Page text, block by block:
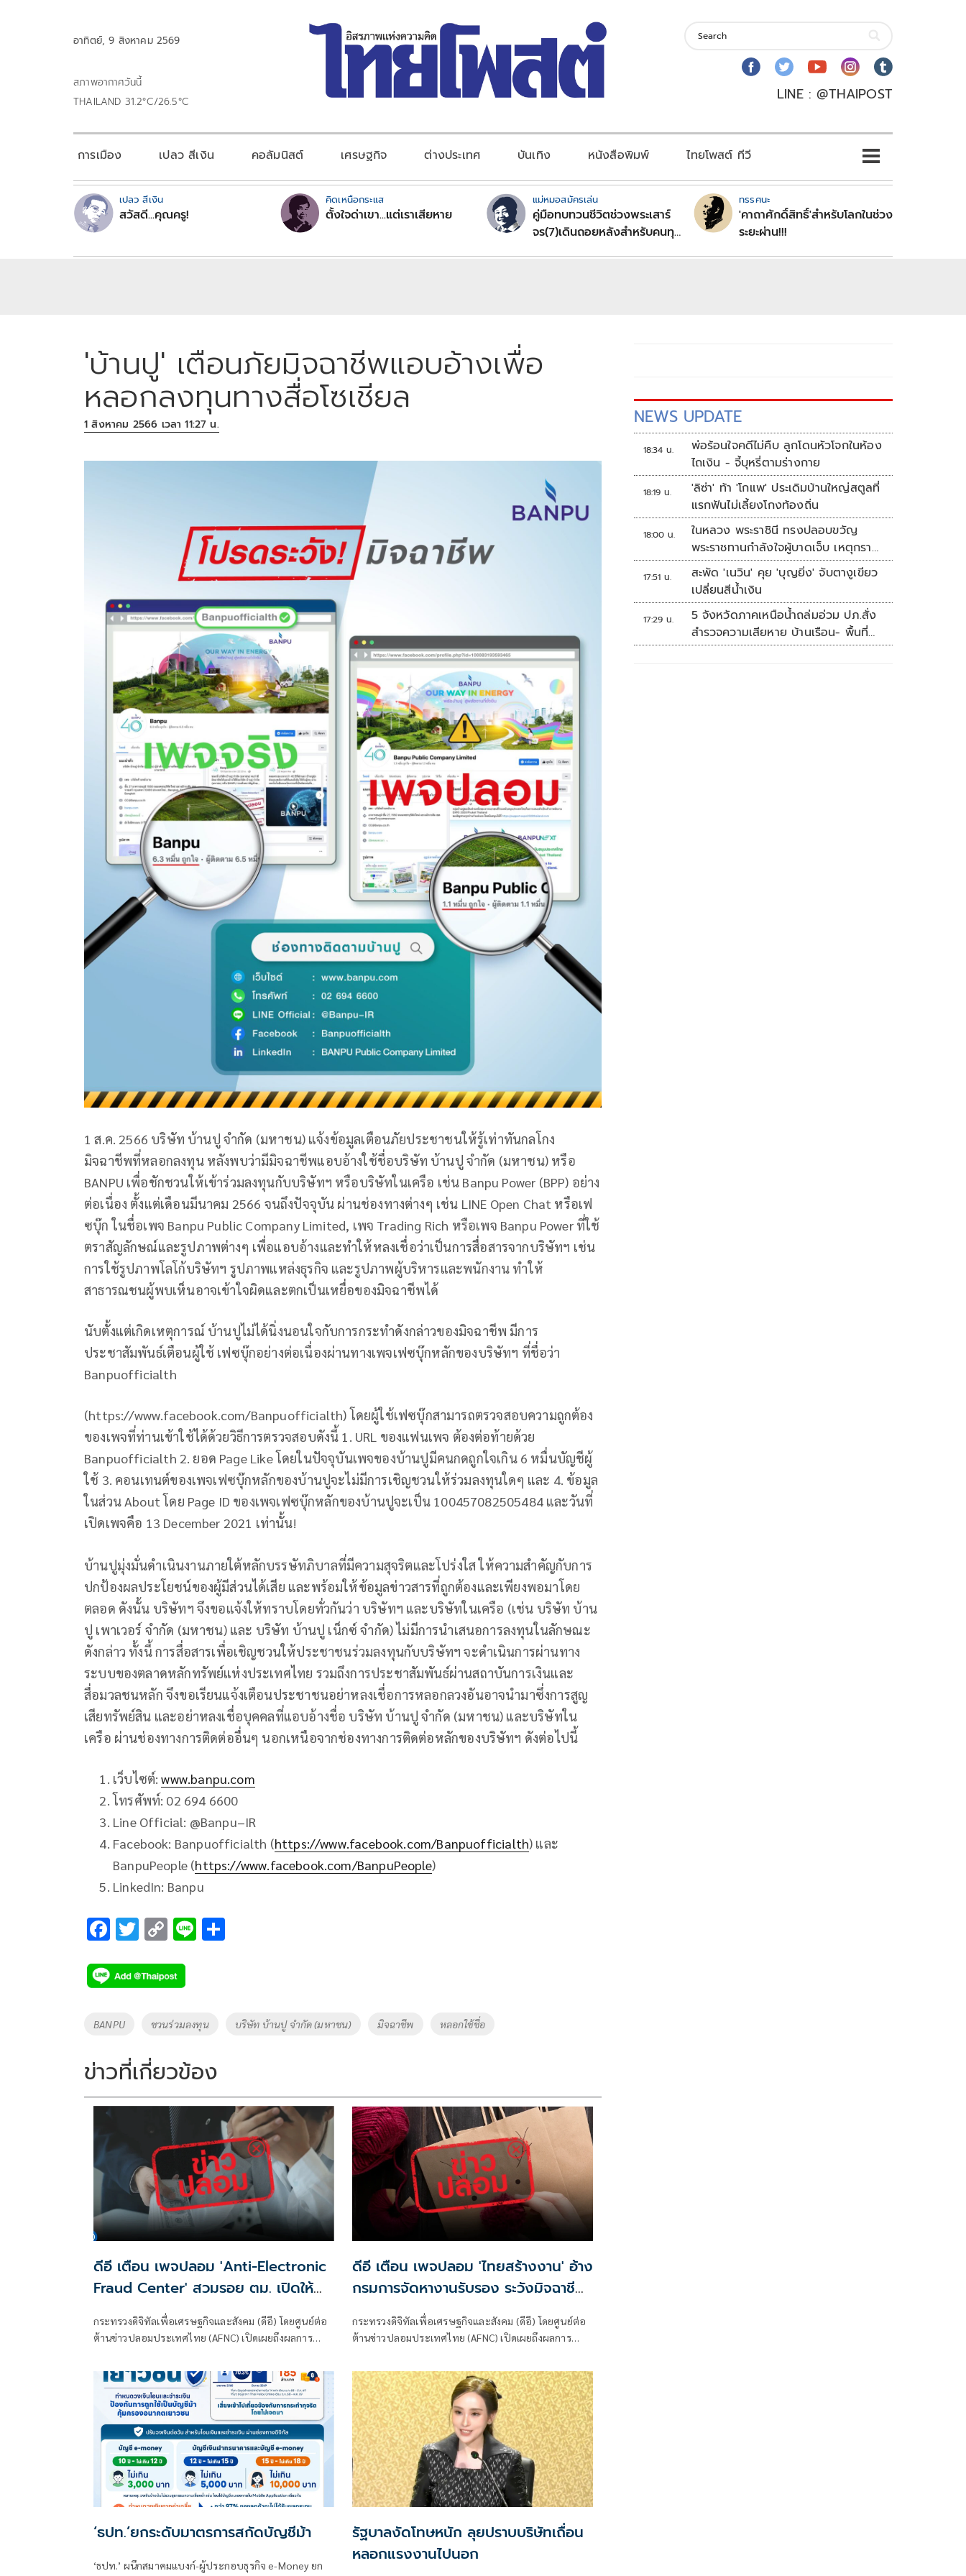
อาทิตย์, 9 สิงหาคม 2569
สภาพอากาศวันนี้
THAILAND 31.2°C/26.5°C
LINE : @THAIPOST
การเมือง เปลว สีเงิน คอลัมนิสต์ เศรษฐกิจ ต่างประเทศ บันเทิง หนังสือพิมพ์ ไทยโพสต์ ทีวี
เปลว สีเงิน
สวัสดี...คุณครู!
คิดเหนือกระแส
ตั้งใจด่าเขา...แต่เราเสียหาย
แม่หมอสมัครเล่น
คู่มือทบทวนชีวิตช่วงพระเสาร์
จร(7)เดินถอยหลังสำหรับคนทุก
ทรรศนะ
'คาถาศักดิ์สิทธิ์'สำหรับโลกในช่วง
ระยะผ่าน!!!
'บ้านปู' เตือนภัยมิจฉาชีพแอบอ้างเพื่อ
หลอกลงทุนทางสื่อโซเชียล
1 สิงหาคม 2566 เวลา 11:27 น.
1 ส.ค. 2566 บริษัท บ้านปู จำกัด (มหาชน) แจ้งข้อมูลเตือนภัยประชาชนให้รู้เท่าทันกลโกง
มิจฉาชีพที่หลอกลงทุน หลังพบว่ามีมิจฉาชีพแอบอ้างใช้ชื่อบริษัท บ้านปู จำกัด (มหาชน) หรือ
BANPU เพื่อชักชวนให้เข้าร่วมลงทุนกับบริษัทฯ หรือบริษัทในเครือ เช่น Banpu Power (BPP) อย่าง
ต่อเนื่อง ตั้งแต่เดือนมีนาคม 2566 จนถึงปัจจุบัน ผ่านช่องทางต่างๆ เช่น LINE Open Chat หรือเฟ
ซบุ๊ก ในชื่อเพจ Banpu Public Company Limited, เพจ Trading Rich หรือเพจ Banpu Power ที่ใช้
ตราสัญลักษณ์และรูปภาพต่างๆ เพื่อแอบอ้างและทำให้หลงเชื่อว่าเป็นการสื่อสารจากบริษัทฯ เช่น
การใช้รูปภาพโลโก้บริษัทฯ รูปภาพแหล่งธุรกิจ และรูปภาพผู้บริหารและพนักงาน ทำให้
สาธารณชนผู้พบเห็นอาจเข้าใจผิดและตกเป็นเหยื่อของมิจฉาชีพได้
นับตั้งแต่เกิดเหตุการณ์ บ้านปูไม่ได้นิ่งนอนใจกับการกระทำดังกล่าวของมิจฉาชีพ มีการ
ประชาสัมพันธ์เตือนผู้ใช้ เฟซบุ๊กอย่างต่อเนื่องผ่านทางเพจเฟซบุ๊กหลักของบริษัทฯ ที่ชื่อว่า
Banpuofficialth
(https://www.facebook.com/Banpuofficialth) โดยผู้ใช้เฟซบุ๊กสามารถตรวจสอบความถูกต้อง
ของเพจที่ท่านเข้าใช้ได้ด้วยวิธีการตรวจสอบดังนี้ 1. URL ของแฟนเพจ ต้องต่อท้ายด้วย
Banpuofficialth 2. ยอด Page Like โดยในปัจจุบันเพจของบ้านปูมีคนกดถูกใจเกิน 6 หมื่นบัญชีผู้
ใช้ 3. คอนเทนต์ของเพจเฟซบุ๊กหลักของบ้านปูจะไม่มีการเชิญชวนให้ร่วมลงทุนใดๆ และ 4. ข้อมูล
ในส่วน About โดย Page ID ของเพจเฟซบุ๊กหลักของบ้านปูจะเป็น 100457082505484 และวันที่
เปิดเพจคือ 13 December 2021 เท่านั้น!
บ้านปูมุ่งมั่นดำเนินงานภายใต้หลักบรรษัทภิบาลที่มีความสุจริตและโปร่งใส ให้ความสำคัญกับการ
ปกป้องผลประโยชน์ของผู้มีส่วนได้เสีย และพร้อมให้ข้อมูลข่าวสารที่ถูกต้องและเพียงพอมาโดย
ตลอด ดังนั้น บริษัทฯ จึงขอแจ้งให้ทราบโดยทั่วกันว่า บริษัทฯ และบริษัทในเครือ (เช่น บริษัท บ้าน
ปู เพาเวอร์ จำกัด (มหาชน) และ บริษัท บ้านปู เน็กซ์ จำกัด) ไม่มีการนำเสนอการลงทุนในลักษณะ
ดังกล่าว ทั้งนี้ การสื่อสารเพื่อเชิญชวนให้ประชาชนร่วมลงทุนกับบริษัทฯ จะดำเนินการผ่านทาง
ระบบของตลาดหลักทรัพย์แห่งประเทศไทย รวมถึงการประชาสัมพันธ์ผ่านสถาบันการเงินและ
สื่อมวลชนหลัก จึงขอเรียนแจ้งเตือนประชาชนอย่าหลงเชื่อการหลอกลวงอันอาจนำมาซึ่งการสูญ
เสียทรัพย์สิน และอย่าหลงเชื่อบุคคลที่แอบอ้างชื่อ บริษัท บ้านปู จำกัด (มหาชน) และบริษัทใน
เครือ ผ่านช่องทางการติดต่ออื่นๆ นอกเหนือจากช่องทางการติดต่อหลักของบริษัทฯ ดังต่อไปนี้
เว็บไซต์:www.banpu.com
โทรศัพท์: 02 694 6600
Line Official: @Banpu–IR
Facebook: Banpuofficialth (https://www.facebook.com/Banpuofficialth) และ
BanpuPeople (https://www.facebook.com/BanpuPeople)
LinkedIn: Banpu
F
e
b
o
k
T
tt
er
C
p
y
Li
k
Li
Tags
BANPU ชวนร่วมลงทุน บริษัท บ้านปู จำกัด (มหาชน) มิจฉาชีพ หลอกใช้ชื่อ
ข่าวที่เกี่ยวข้อง
ดีอี เตือน เพจปลอม 'Anti-Electronic
Fraud Center' สวมรอย ตม. เปิดให้
ติดตามรับเงินคืนจาก 'สแกมเมอร์' ระวัง
สูญเงิน-ข้อมูลส่วนบุคคล
กระทรวงดิจิทัลเพื่อเศรษฐกิจและสังคม (ดีอี) โดยศูนย์ต่อ
ต้านข่าวปลอมประเทศไทย (AFNC) เปิดเผยถึงผลการ
ป้องกันและแก้ไขปัญหาภัยความมั่นคงและภัยทางสังคม
ของนายไชยชนก ชิดชอบ รัฐมนตรีว่าการกระทรวงดิจิทัล
เพื่อเศรษฐกิจและสังคม (ดีอี) โดยยกระดับความสำคัญ
เรื่องการสร้างความตระหนักรู้เท่าทันภัยอาชญากรรมทาง
เทคโนโลยี ข่าวปลอม และข้อมูลบิดเบือน
ดีอี เตือน เพจปลอม 'ไทยสร้างงาน' อ้าง
กรมการจัดหางานรับรอง ระวังมิจฉาชีพ
หลอก สูญเงิน-ข้อมูลส่วนบุคคล
กระทรวงดิจิทัลเพื่อเศรษฐกิจและสังคม (ดีอี) โดยศูนย์ต่อ
ต้านข่าวปลอมประเทศไทย (AFNC) เปิดเผยถึงผลการ
ป้องกันและแก้ไขปัญหาภัยความมั่นคงและภัยทางสังคม
ของนายไชยชนก ชิดชอบ รัฐมนตรีว่าการกระทรวงดิจิทัล
เพื่อเศรษฐกิจและสังคม (ดีอี) โดยยกระดับความสำคัญ
เรื่องการสร้างความตระหนักรู้เท่าทันภัยอาชญากรรมทาง
เทคโนโลยี ข่าวปลอม และข้อมูลบิดเบือน
‘ธปท.’ยกระดับมาตรการสกัดบัญชีม้า
‘ธปท.’ ผนึกสมาคมแบงก์-ผู้ประกอบธุรกิจ e-Money ยก
รัฐบาลงัดโทษหนัก ลุยปราบบริษัทเถื่อน
หลอกแรงงานไปนอก
NEWS UPDATE
18:34 น.
พ่อร้อนใจคดีไม่คืบ ลูกโดนหัวโจกในห้อง
ไถเงิน - จี้บุหรี่ตามร่างกาย
18:19 น.
'ลิซ่า' ท้า 'โกแพ' ประเดิมบ้านใหญ่สตูลที่
แรกฟันไม่เลี้ยงโกงท้องถิ่น
18:00 น.
ในหลวง พระราชินี ทรงปลอบขวัญ
พระราชทานกำลังใจผู้บาดเจ็บ เหตุกราด
ยิง รร.เทพศิรินทร์นนทบุรี
17:51 น.
สะพัด 'เนวิน' คุย 'บุญยิ่ง' จับตางูเขียว
เปลี่ยนสีน้ำเงิน
17:29 น.
5 จังหวัดภาคเหนือน้ำถล่มอ่วม ปภ.สั่ง
สำรวจความเสียหาย บ้านเรือน- พื้นที่
เกษตร